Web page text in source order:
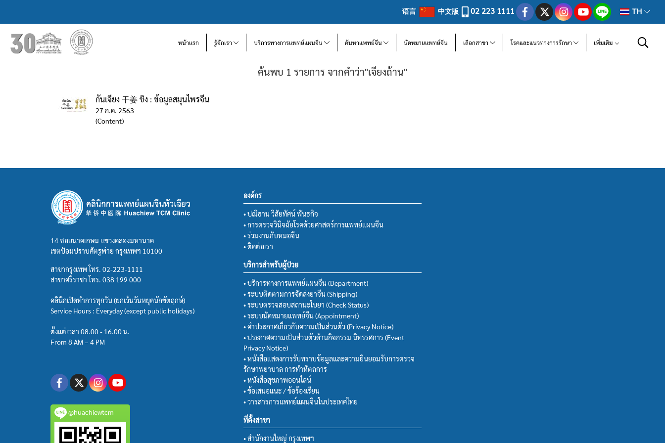
语言 中文版 02 223 1111 TH
หน้าแรก รู้จักเรา บริการทางการแพทย์แผนจีน ค้นหาแพทย์จีน นัดหมายแพทย์จีน เลือกสาขา โรคและแนวทางการรักษา เพิ่มเติม
ค้นพบ 1 รายการ จากคำว่า"เจียงถ้าน"
กันเจียง 干姜 ขิง : ข้อมูลสมุนไพรจีน
27 ก.ค. 2563
(Content)
14 ซอยนาคเกษม แขวงคลองมหานาค
เขตป้อมปราบศัตรูพ่าย กรุงเทพฯ 10100
สาขากรุงเทพ โทร. 02-223-1111
สาขาศรีราชา โทร. 038 199 000
คลินิกเปิดทำการทุกวัน (ยกเว้นวันหยุดนักขัตฤกษ์)
Service Hours : Everyday (except public holidays)
ตั้งแต่เวลา 08.00 - 16.00 น.
From 8 AM – 4 PM
@huachiewtcm
องค์กร
• ปณิธาน วิสัยทัศน์ พันธกิจ
• การตรวจวินิจฉัยโรคด้วยศาสตร์การแพทย์แผนจีน
• ร่วมงานกับหมอจีน
• ติดต่อเรา
บริการสำหรับผู้ป่วย
• บริการทางการแพทย์แผนจีน (Department)
• ระบบติดตามการจัดส่งยาจีน (Shipping)
• ระบบตรวจสอบสถานะใบยา (Check Status)
• ระบบนัดหมายแพทย์จีน (Appointment)
• คำประกาศเกี่ยวกับความเป็นส่วนตัว (Privacy Notice)
• ประกาศความเป็นส่วนตัวด้านกิจกรรม นิทรรศการ (Event
Privacy Notice)
• หนังสือแสดงการรับทราบข้อมูลและความยินยอมรับการตรวจ
รักษาพยาบาล การทำหัตถการ
• หนังสือสุขภาพออนไลน์
• ข้อเสนอแนะ / ข้อร้องเรียน
• วารสารการแพทย์แผนจีนในประเทศไทย
ที่ตั้งสาขา
• สำนักงานใหญ่ กรุงเทพฯ